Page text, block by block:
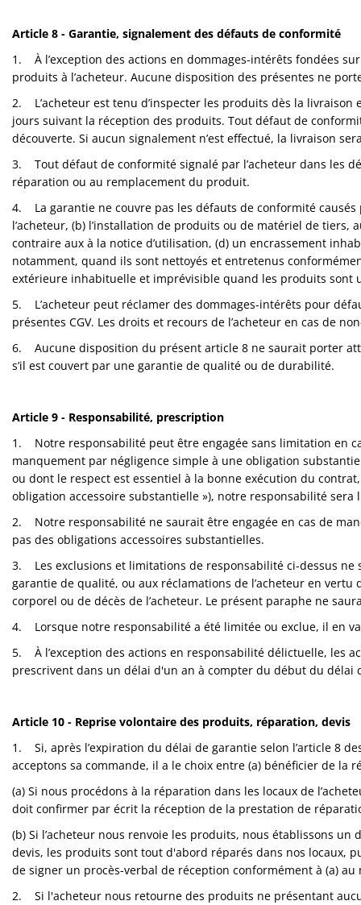
Article 8 - Garantie, signalement des défauts de conformité
1. À l’exception des actions en dommages-intérêts fondées
produits à l’acheteur. Aucune disposition des présentes ne
2. L’acheteur est tenu d’inspecter les produits dès la
jours suivant la réception des produits. Tout défaut de
découverte. Si aucun signalement n’est effectué, la livraison
3. Tout défaut de conformité signalé par l’acheteur dans les
réparation ou au remplacement du produit.
4. La garantie ne couvre pas les défauts de conformité
l’acheteur, (b) l’installation de produits ou de matériel de
contraire aux à la notice d’utilisation, (d) un encrassement
notamment, quand ils sont nettoyés et entretenus
extérieure inhabituelle et imprévisible quand les produits sont
5. L’acheteur peut réclamer des dommages-intérêts pour
présentes CGV. Les droits et recours de l’acheteur en cas de
6. Aucune disposition du présent article 8 ne saurait porter
s’il est couvert par une garantie de qualité ou de durabilité.
Article 9 - Responsabilité, prescription
1. Notre responsabilité peut être engagée sans limitation en
manquement par négligence simple à une obligation
ou dont le respect est essentiel à la bonne exécution du
obligation accessoire substantielle »), notre responsabilité
2. Notre responsabilité ne saurait être engagée en cas de
pas des obligations accessoires substantielles.
3. Les exclusions et limitations de responsabilité ci-dessus ne
garantie de qualité, ou aux réclamations de l’acheteur en
corporel ou de décès de l’acheteur. Le présent paraphe ne
4. Lorsque notre responsabilité a été limitée ou exclue, il en
5. À l’exception des actions en responsabilité délictuelle, les
prescrivent dans un délai d'un an à compter du début du délai
Article 10 - Reprise volontaire des produits, réparation, devis
1. Si, après l’expiration du délai de garantie selon l’article 8
acceptons sa commande, il a le choix entre (a) bénéficier de
(a) Si nous procédons à la réparation dans les locaux de
doit confirmer par écrit la réception de la prestation de
(b) Si l’acheteur nous renvoie les produits, nous établissons
devis, les produits sont tout d'abord réparés dans nos locaux,
de signer un procès-verbal de réception conformément à (a)
2. Si l'acheteur nous retourne des produits ne présentant